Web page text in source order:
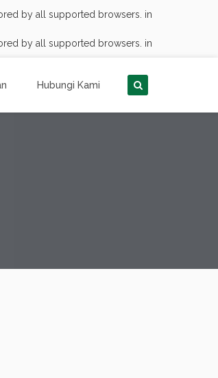
by all supported browsers. in
by all supported browsers. in
Hubungi Kami